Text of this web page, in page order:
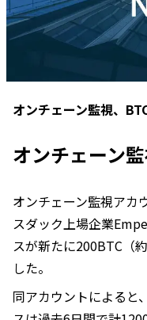
オンチェーン監視、
オンチェーン
オンチェーン監視アカ
スダック上場企業
スが新たに200BTC（
した。
同アカウントによる